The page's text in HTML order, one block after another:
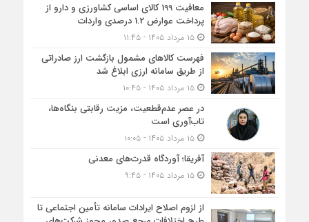
معافیت 199 کالای اساسی کشاورزی و دارو از
پرداخت عوارض 1.2 درصدی واردات
۱۵ مرداد ۱۴۰۵ - ۱۱:۴۵
فهرست کالاهای مشمول بازگشت ارز صادراتی
از طریق سامانه ارزی ابلاغ شد
۱۵ مرداد ۱۴۰۵ - ۱۰:۴۵
در عصر عدم‌قطعیت، مزیت رقابتی بنگاه‌ها،
تاب‌آوری است
۱۵ مرداد ۱۴۰۵ - ۱۰:۰۵
آفریقا؛ آوردگاه قدرت‌های معدنی
۱۵ مرداد ۱۴۰۵ - ۹:۴۵
از لزوم اصلاح ایرادات سامانه تأمین اجتماعی تا